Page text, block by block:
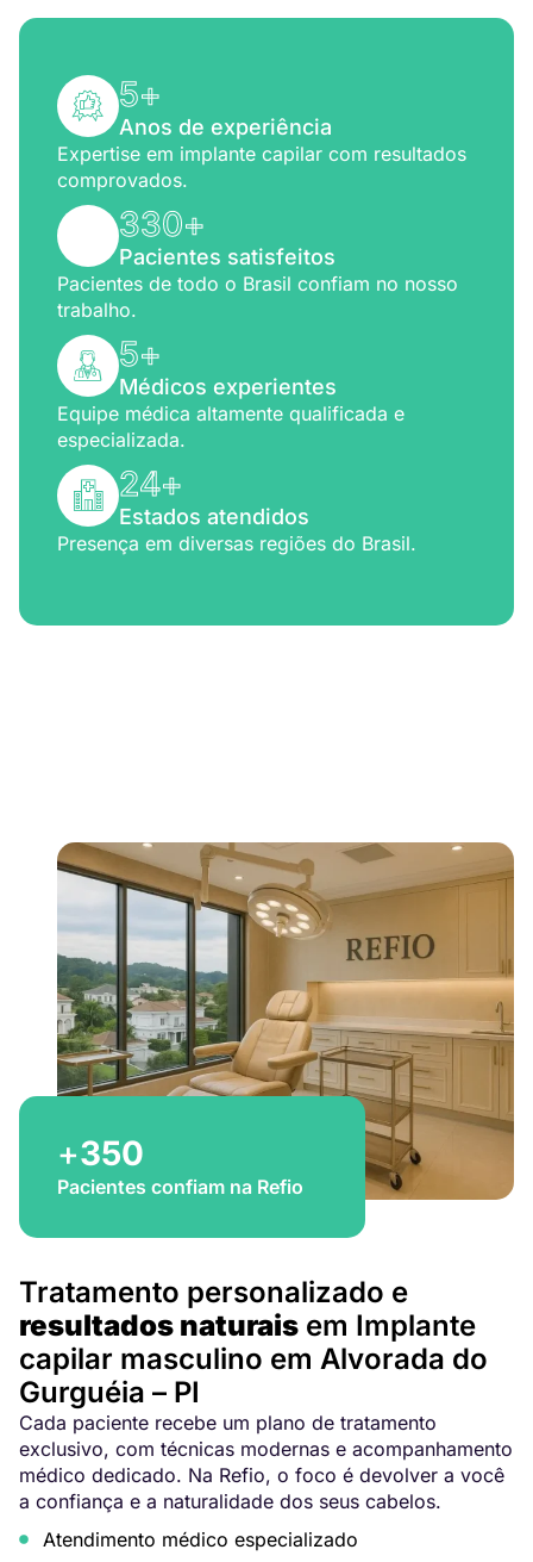
5+
Anos de experiência
Expertise em implante capilar com resultados
comprovados.
330+
Pacientes satisfeitos
Pacientes de todo o Brasil confiam no nosso
trabalho.
5+
Médicos experientes
Equipe médica altamente qualificada e
especializada.
24+
Estados atendidos
Presença em diversas regiões do Brasil.
+350
Pacientes confiam na Refio
Tratamento personalizado e
resultados naturais em Implante
capilar masculino em Alvorada do
Gurguéia – PI
Cada paciente recebe um plano de tratamento
exclusivo, com técnicas modernas e acompanhamento
médico dedicado. Na Refio, o foco é devolver a você
a confiança e a naturalidade dos seus cabelos.
Atendimento médico especializado